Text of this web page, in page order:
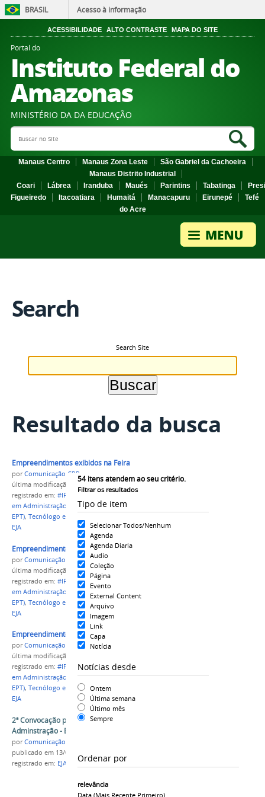
BRASIL Acesso à informação
ACESSIBILIDADE ALTO CONTRASTE MAPA DO SITE
Portal do
Instituto Federal do
Amazonas
MINISTÉRIO DA DA EDUCAÇÃO
Search Site
Manaus Centro Manaus Zona Leste
São Gabriel da Cachoeira
Manaus Distrito Industrial
Coari
Lábrea Iranduba Maués Parintins Tabatinga
Figueiredo
Itacoatiara Humaitá Manacapuru Eirunepé
Tefé
do Acre
Search
Search Site
Resultado da busca
54itens atendem ao seu critério.
Filtrar os resultados
Tipo de item
Selecionar Todos/Nenhum
Agenda
Agenda Diaria
Audio
Coleção
Página
Evento
External Content
Arquivo
Imagem
Link
Capa
Notícia
Notícias desde
Ontem
Última semana
Último mês
Sempre
Ordenar por
relevância
Data (mais Recente Primeiro)
Empreendimentos exibidos na Feira
porComunicação CPR
última modificação
em 05/07/2023 13h26
registrado em: #IFAM , CAMPUS PARINTINS
em Administração
Técnico em Administração (EJA-
EPT), Tecnólogo em Gestão Comercial
EJA
Empreendimentos exibidos na Feira
porComunicação CPR
última modificação
em 05/07/2023 13h18
registrado em: #IFAM ,CAMPUS PARINTINS
em Administração
Técnico em Administração (EJA-
EPT), Tecnólogo em Gestão Comercial
EJA
Empreendimentos exibidos na Feira
porComunicação CPR
última modificação
registrado em: #IFAM ,CAMPUS PARINTINS
em Administração
Técnico em Administração (EJA-
EPT), Tecnólogo em Gestão Comercial
EJA
2ª Convocação para matrícula no Curso de
Adminstração - EJA
porComunicação COARI
publicado em 13/02/2020
registrado em: EJA Campus Coari ,2020